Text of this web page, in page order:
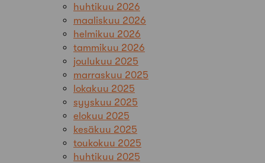
huhtikuu 2026
maaliskuu 2026
helmikuu 2026
tammikuu 2026
joulukuu 2025
marraskuu 2025
lokakuu 2025
syyskuu 2025
elokuu 2025
kesäkuu 2025
toukokuu 2025
huhtikuu 2025